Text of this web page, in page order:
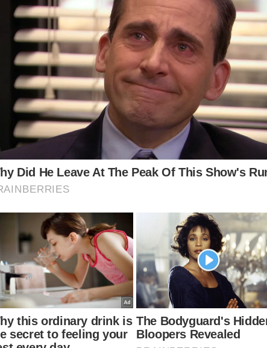
Lomba berkata, ketika kejadian, dia bersama suami
keluar mendapatkan rawatan selepas mengalami
kecederaan akibat terjatuh di tempat kerja.
"Saya pergi ke Hospital Tengku Ampuan Afzan
(HTAA) dan dirujuk ke sebuah hospital lain sebelum
seorang jiran menelefon memaklumkan mengenai
kebakaran tersebut.
Artikel Berkaitan: